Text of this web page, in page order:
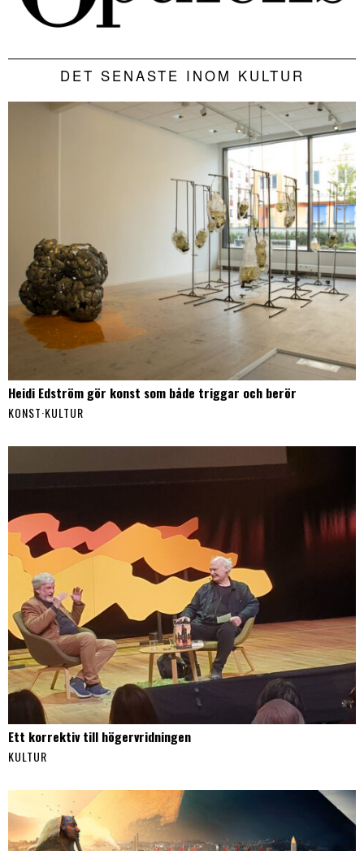
DET SENASTE INOM KULTUR
Heidi Edström gör konst som både triggar och berör
KONST·KULTUR
Ett korrektiv till högervridningen
KULTUR